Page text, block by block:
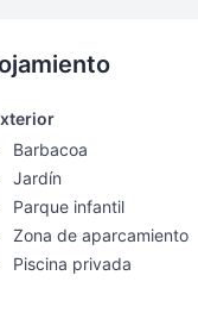
Barbacoa
Jardín
Parque infantil
Zona de aparcamiento
Piscina privada